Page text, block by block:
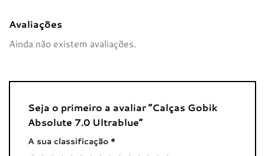
Avaliações
Ainda não existem avaliações.
Seja o primeiro a avaliar “Calças Gobik
Absolute 7.0 Ultrablue”
A sua classificação *